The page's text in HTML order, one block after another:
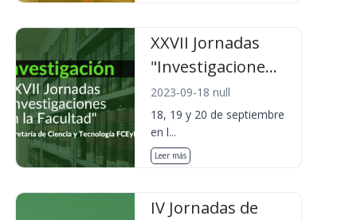
XXVII Jornadas
"Investigacione...
2023-09-18 null
18, 19 y 20 de septiembre
en l...
Leer más
IV Jornadas de